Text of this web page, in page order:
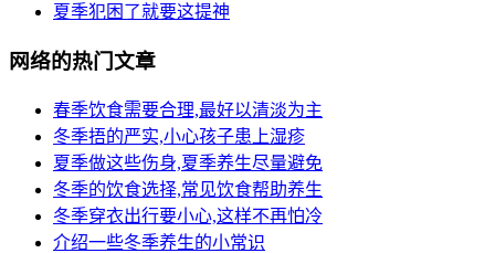
夏季犯困了就要这提神
网络的热门文章
春季饮食需要合理,最好以清淡为主
冬季捂的严实,小心孩子患上湿疹
夏季做这些伤身,夏季养生尽量避免
冬季的饮食选择,常见饮食帮助养生
冬季穿衣出行要小心,这样不再怕冷
介绍一些冬季养生的小常识